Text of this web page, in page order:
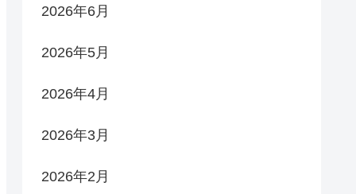
2026年6月
2026年5月
2026年4月
2026年3月
2026年2月